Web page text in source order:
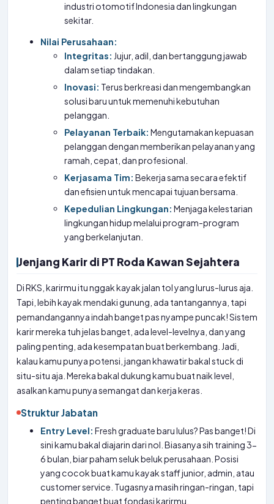
industri otomotif Indonesia dan lingkungan
sekitar.
Nilai Perusahaan:
Integritas: Jujur, adil, dan bertanggung jawab
dalam setiap tindakan.
Inovasi: Terus berkreasi dan mengembangkan
solusi baru untuk memenuhi kebutuhan
pelanggan.
Pelayanan Terbaik: Mengutamakan kepuasan
pelanggan dengan memberikan pelayanan yang
ramah, cepat, dan profesional.
Kerjasama Tim: Bekerja sama secara efektif
dan efisien untuk mencapai tujuan bersama.
Kepedulian Lingkungan: Menjaga kelestarian
lingkungan hidup melalui program-program
yang berkelanjutan.
Jenjang Karir di PT Roda Kawan Sejahtera
Di RKS, karirmu itu nggak kayak jalan tol yang lurus-lurus aja.
Tapi, lebih kayak mendaki gunung, ada tantangannya, tapi
pemandangannya indah banget pas nyampe puncak! Sistem
karir mereka tuh jelas banget, ada level-levelnya, dan yang
paling penting, ada kesempatan buat berkembang. Jadi,
kalau kamu punya potensi, jangan khawatir bakal stuck di
situ-situ aja. Mereka bakal dukung kamu buat naik level,
asalkan kamu punya semangat dan kerja keras.
Struktur Jabatan
Entry Level: Fresh graduate baru lulus? Pas banget! Di
sini kamu bakal diajarin dari nol. Biasanya sih training 3-
6 bulan, biar paham seluk beluk perusahaan. Posisi
yang cocok buat kamu kayak staff junior, admin, atau
customer service. Tugasnya masih ringan-ringan, tapi
penting banget buat fondasi karirmu.